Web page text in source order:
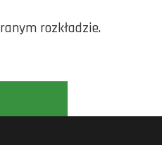
rozkładzie.